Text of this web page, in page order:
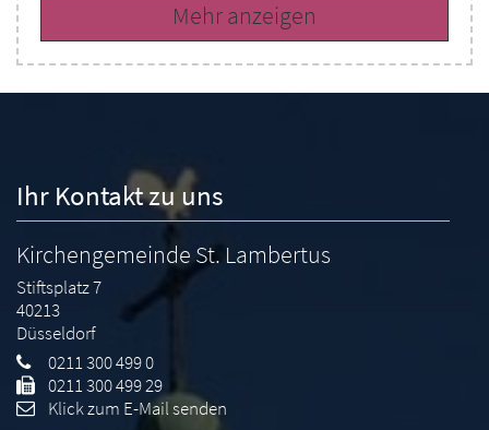
Mehr anzeigen
Ihr Kontakt zu uns
Kirchengemeinde St. Lambertus
Stiftsplatz 7
40213
Düsseldorf
0211 300 499 0
0211 300 499 29
Klick zum E-Mail senden